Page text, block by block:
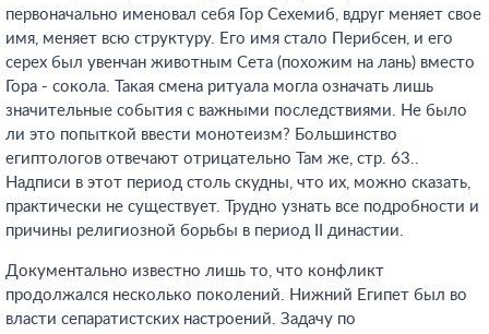
первоначально именовал себя Гор Сехемиб, вдруг меняет свое
имя, меняет всю структуру. Его имя стало Перибсен, и его
серех был увенчан животным Сета (похожим на лань) вместо
Гора - сокола. Такая смена ритуала могла означать лишь
значительные события с важными последствиями. Не было
ли это попыткой ввести монотеизм? Большинство
египтологов отвечают отрицательно Там же, стр. 63..
Надписи в этот период столь скудны, что их, можно сказать,
практически не существует. Трудно узнать все подробности и
причины религиозной борьбы в период II династии.
Документально известно лишь то, что конфликт
продолжался несколько поколений. Нижний Египет был во
власти сепаратистских настроений. Задачу по